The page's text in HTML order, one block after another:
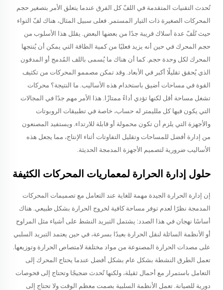
تُحدث التقنيات المتقدمة في اللفّ كل الفرق عندما يتعلق الأمر بتصغير حجم
المحركات الصغيرة ذات التيار المستمر. فعلى سبيل المثال، هناك لفّ التواء
حيث تُلَفّ عدة أسلاك قريبة جدًا من بعضها البعض. يقلل هذا الأسلوب من
حجم المحرك في حين أنه يزيد فعليًا من كمية الطاقة التي يمكن أن يُنتجها
المحرك لكل وحدة حجم. كما أن هناك ما يُسمى باللف المُدمج أو المدفون
الذي يُحقق تقليلًا أكبر في الأبعاد. وقد تمكن مصممو المحركات من تكثيف
القوة في مساحات أضيق باستخدام هذه الأساليب. ما النتيجة؟ محركات
تشغل مساحة أقل لكنها تؤدي أداءً ممتازًا. هذا الأمر مهم جدًا في المجالات
التي يكون فيها كل ملليمتر له حساب، خاصة في تطبيقات الروبوتات
والأجهزة التي يلزم أن تكون محمولة أو قابلة للارتداء. ويستفيد المصنعون
من إدارة أفضل للمساحات وتقليل التفاوتات أثناء الإنتاج، مما يجعل هذه
الأساليب ضرورية لتصميم الأجهزة المدمجة الحديثة.
حلول إدارة الحرارة لمعماريات المحركات الكثيفة
إن إدارة الحرارة الجيدة مهمة للغاية عند التعامل مع تصميمات المحركات
المدمجة نظرًا لعدم توفر مساحة كافية لخروج الحرارة بشكل طبيعي. هناك
أساسًا نهجان في هذا الصدد: يشتمل التبريد النشط على أشياء مثل المراوح
أو الأنظمة السائلة لنقل الحرارة بعيدًا بسرعة، في حين يعتمد التبريد السلبي
على مصدات الحرارة المصنوعة من مواد مختلفة لامتصاص الحرارة وتوزيعها.
تعمل الطرق النشطة بشكل عام بشكل أفضل عندما يحتاج المحرك إلى
التعامل باستمرار مع أحمال ثقيلة، ولكنها تُحدث ضجيجًا وتحتاج إلى فحوصات
دورية للصيانة. تعمل الأنظمة السلبية بصمت معظم الوقت ولا تحتاج إلى